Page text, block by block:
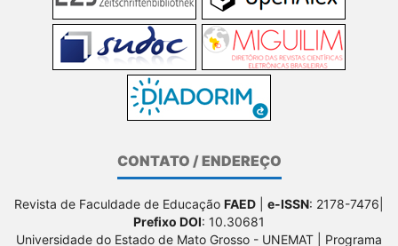
CONTATO / ENDEREÇO
Revista de Faculdade de Educação FAED e-ISSN: 2178-7476|
Prefixo DOI: 10.30681
Universidade do Estado de Mato Grosso - UNEMAT | Programa